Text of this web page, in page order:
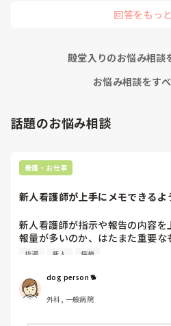
ることがどんどん増えていったと
朝の情報収集にも時間がかかり、
の意味があるのか疑問です。
やったことないの！？もう10ヶ月
新人さんが可愛そう、と感じるこ
が何か処置をしているけど、ペア
がいいんじゃないの？」と声をか
早く色々覚えたい！という、意
はPNS云々よりも、その新人の
が、ほとんどの新人に当てはまり
私はどちらかといえば、PNSは好
でもPNSでやれというからには、
新人を指導しながら業務ができ
と意見交換を行うべきと思います
の向き合い方になると思いますよ
いと思います。昔は患者様、スタ
るなら実施してみてはどうでしょ
回答をもっ
殿堂入りのお悩み相談
お悩み相談をす
話題のお悩み相談
看護・お仕事
新人看護師が上手にメモできる
新人看護師が指示や報告の内容
報量が多いのか、はたまた重要
分けができないのか…  肝心な事
示・報告するよう皆で努力してい
指導 新人 病棟
dog person 🐕
外科, 一般病院